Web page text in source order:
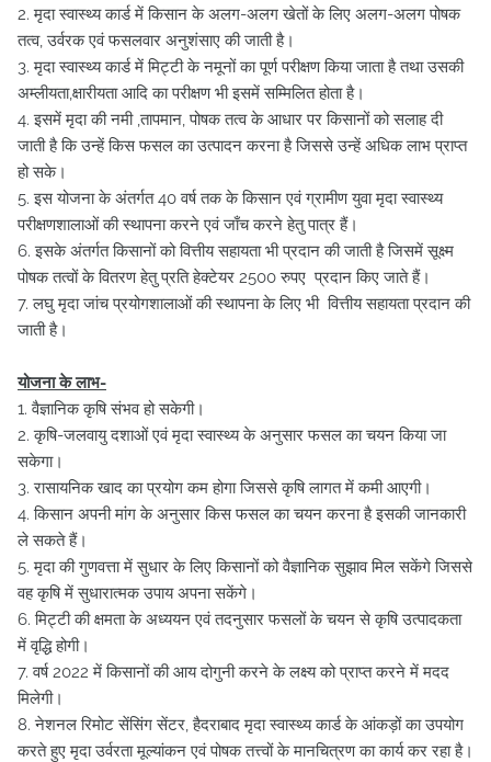
2. मृदा स्वास्थ्य कार्ड में किसान के अलग-अलग खेतों के लिए अलग-अलग पोषक
तत्व, उर्वरक एवं फसलवार अनुशंसाए की जाती है।
3. मृदा स्वास्थ्य कार्ड में मिट्टी के नमूनों का पूर्ण परीक्षण किया जाता है तथा उसकी
अम्लीयता,क्षारीयता आदि का परीक्षण भी इसमें सम्मिलित होता है।
4. इसमें मृदा की नमी ,तापमान, पोषक तत्व के आधार पर किसानों को सलाह दी
जाती है कि उन्हें किस फसल का उत्पादन करना है जिससे उन्हें अधिक लाभ प्राप्त
हो सके।
5. इस योजना के अंतर्गत 40 वर्ष तक के किसान एवं ग्रामीण युवा मृदा स्वास्थ्य
परीक्षणशालाओं की स्थापना करने एवं जाँच करने हेतु पात्र हैं।
6. इसके अंतर्गत किसानों को वित्तीय सहायता भी प्रदान की जाती है जिसमें सूक्ष्म
पोषक तत्वों के वितरण हेतु प्रति हेक्टेयर 2500 रुपए प्रदान किए जाते हैं।
7. लघु मृदा जांच प्रयोगशालाओं की स्थापना के लिए भी वित्तीय सहायता प्रदान की
जाती है।
योजना के लाभ-
1. वैज्ञानिक कृषि संभव हो सकेगी।
2. कृषि-जलवायु दशाओं एवं मृदा स्वास्थ्य के अनुसार फसल का चयन किया जा
सकेगा।
3. रासायनिक खाद का प्रयोग कम होगा जिससे कृषि लागत में कमी आएगी।
4. किसान अपनी मांग के अनुसार किस फसल का चयन करना है इसकी जानकारी
ले सकते हैं।
5. मृदा की गुणवत्ता में सुधार के लिए किसानों को वैज्ञानिक सुझाव मिल सकेंगे जिससे
वह कृषि में सुधारात्मक उपाय अपना सकेंगे।
6. मिट्टी की क्षमता के अध्ययन एवं तदनुसार फसलों के चयन से कृषि उत्पादकता
में वृद्धि होगी।
7. वर्ष 2022 में किसानों की आय दोगुनी करने के लक्ष्य को प्राप्त करने में मदद
मिलेगी।
8. नेशनल रिमोट सेंसिंग सेंटर, हैदराबाद मृदा स्वास्थ्य कार्ड के आंकड़ों का उपयोग
करते हुए मृदा उर्वरता मूल्यांकन एवं पोषक तत्त्वों के मानचित्रण का कार्य कर रहा है।